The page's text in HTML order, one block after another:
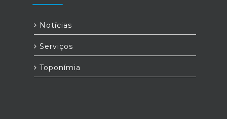
Notícias
Serviços
Toponímia